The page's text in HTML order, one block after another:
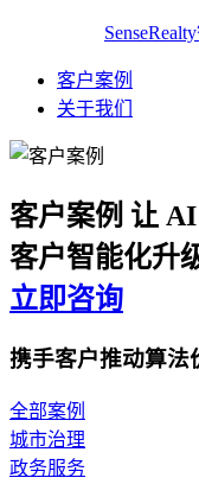
客户案例
关于我们
客户案例 让
客户智能化升
立即咨询
携手客户推动算法
全部案例
城市治理
政务服务